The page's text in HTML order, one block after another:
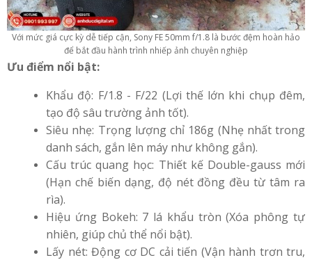
Với mức giá cực kỳ dễ tiếp cận, Sony FE 50mm f/1.8 là bước đệm hoàn hảo
để bắt đầu hành trình nhiếp ảnh chuyên nghiệp
Ưu điểm nổi bật:
Khẩu độ: F/1.8 - F/22 (Lợi thế lớn khi chụp đêm,
tạo độ sâu trường ảnh tốt).
Siêu nhẹ: Trọng lượng chỉ 186g (Nhẹ nhất trong
danh sách, gắn lên máy như không gắn).
Cấu trúc quang học: Thiết kế Double-gauss mới
(Hạn chế biến dạng, độ nét đồng đều từ tâm ra
rìa).
Hiệu ứng Bokeh: 7 lá khẩu tròn (Xóa phông tự
nhiên, giúp chủ thể nổi bật).
Lấy nét: Động cơ DC cải tiến (Vận hành trơn tru,